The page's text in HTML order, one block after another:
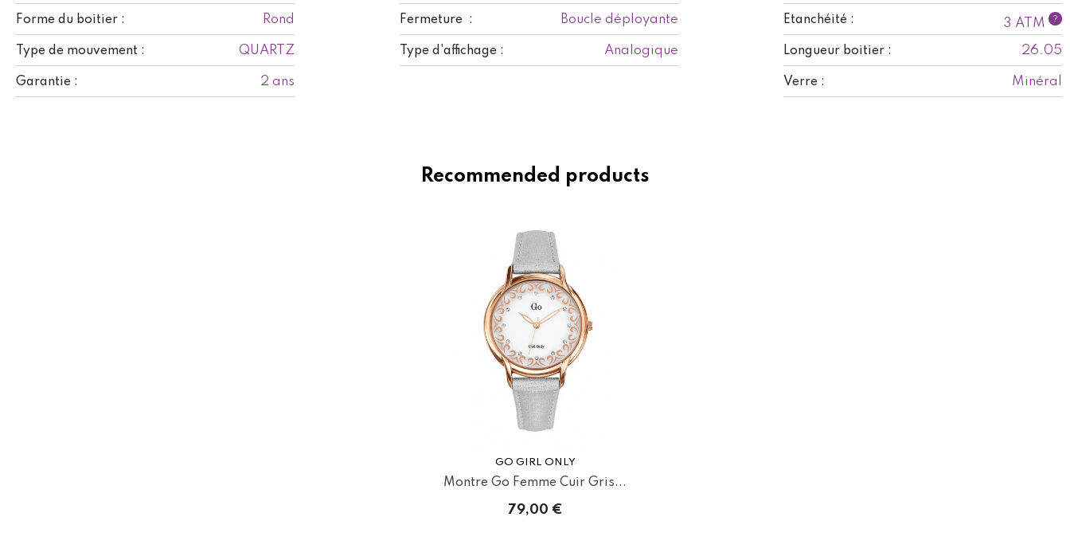
Forme du boitier : Rond Fermeture : Boucle déployante Etanchéité : 3 ATM ?
Type de mouvement : QUARTZ Type d'affichage : Analogique Longueur boitier : 26.05
Garantie : 2 ans Verre : Minéral
Recommended products
GO GIRL ONLY
Montre Go Femme Cuir Gris...
79,00 €